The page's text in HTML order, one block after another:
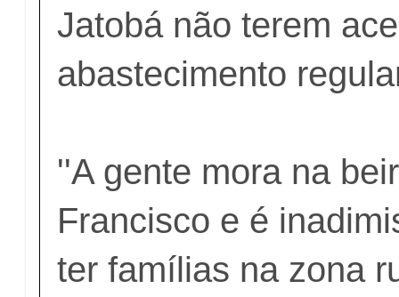
Jatobá não terem
abastecimento
''A gente mora na
Francisco e é
ter famílias na zona